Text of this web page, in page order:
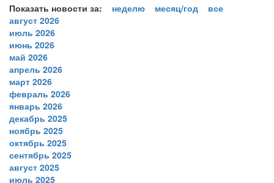
Показать новости за: неделю месяц/год
все
август 2026
июль 2026
июнь 2026
май 2026
апрель 2026
март 2026
февраль 2026
январь 2026
декабрь 2025
ноябрь 2025
октябрь 2025
сентябрь 2025
август 2025
июль 2025